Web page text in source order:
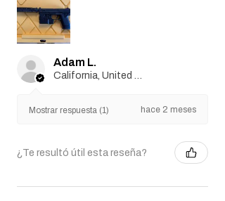
Adam L.
California, United States
Mostrar respuesta (1) hace 2 meses
¿Te resultó útil esta reseña?